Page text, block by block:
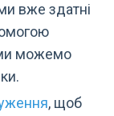
вже здатні
можемо
, щоб